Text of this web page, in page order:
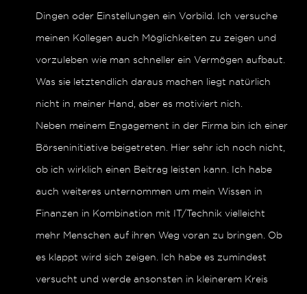
Dingen oder Einstellungen ein Vorbild. Ich versuche
meinen Kollegen auch Möglichkeiten zu zeigen und
vorzuleben wie man schneller ein Vermögen aufbaut.
Was sie letztendlich daraus machen liegt natürlich
nicht in meiner Hand, aber es motiviert nich.
Neben meinem Engagement in der Firma bin ich einer
Börseninitiative beigetreten. Hier sehr ich noch nicht,
ob ich wirklich einen Beitrag leisten kann. Ich habe
auch weiteres unternommen um mein Wissen in
Finanzen in Kombination mit IT/Technik vielleicht
mehr Menschen auf ihren Weg voran zu bringen. Ob
es klappt wird sich zeigen. Ich habe es zumindest
versucht und werde ansonsten in kleinerem Kreis